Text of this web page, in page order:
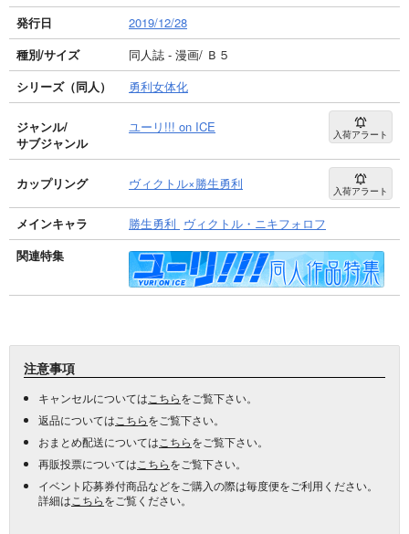
発行日
2019/12/28
種別/サイズ
同人誌 - 漫画/ Ｂ５
シリーズ（同人）
勇利女体化
ジャンル/
サブジャンル
ユーリ!!! on ICE 入荷アラート
カップリング ヴィクトル×勝生勇利 入荷アラート
メインキャラ 勝生勇利 ヴィクトル・ニキフォロフ
関連特集
注意事項
キャンセルについては こちらをご覧下さい。
返品については こちらをご覧下さい。
おまとめ配送については こちらをご覧下さい。
再販投票については こちらをご覧下さい。
イベント応募券付商品などをご購入の際は毎度便をご利用ください。
詳細は こちらをご覧ください。